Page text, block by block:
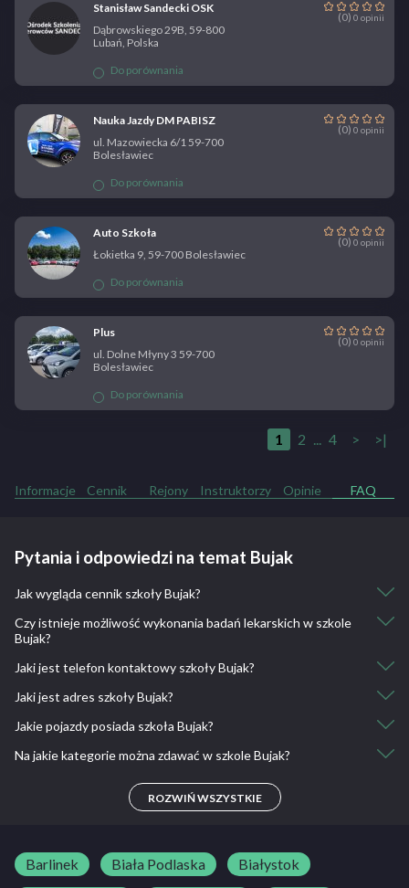
Stanisław Sandecki OSK
(0) 0 opinii
Dąbrowskiego 29B, 59-800
Lubań, Polska
Do porównania
Nauka Jazdy DM PABISZ
(0) 0 opinii
ul. Mazowiecka 6/1 59-700
Bolesławiec
Do porównania
Auto Szkoła
(0) 0 opinii
Łokietka 9, 59-700 Bolesławiec
Do porównania
Plus
(0) 0 opinii
ul. Dolne Młyny 3 59-700
Bolesławiec
Do porównania
1 2 ... 4 > >|
Informacje Cennik Rejony Instruktorzy Opinie FAQ
Pytania i odpowiedzi na temat Bujak
Jak wygląda cennik szkoły Bujak?
:Czy istnieje możliwość wykonania badań lekarskich w szkole
Bujak?
Nie, nie ma takiej możliwości.
Jaki jest telefon kontaktowy szkoły Bujak?
757 367 535, 695 777 535, 781 644 137
Jaki jest adres szkoły Bujak?
NOWOGRODZIEC, Gimnazjum przy ul. Sienkiewicza 7
Jakie pojazdy posiada szkoła Bujak?
Toyota Yaris, Mitsubishi Colt
Na jakie kategorie można zdawać w szkole Bujak?
ROZWIŃ WSZYSTKIE
Barlinek Biała Podlaska
Białystok